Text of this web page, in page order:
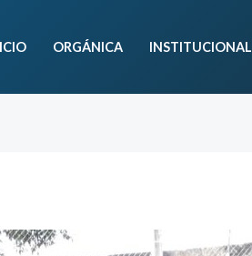
ORGÁNICA INSTITUCIONAL